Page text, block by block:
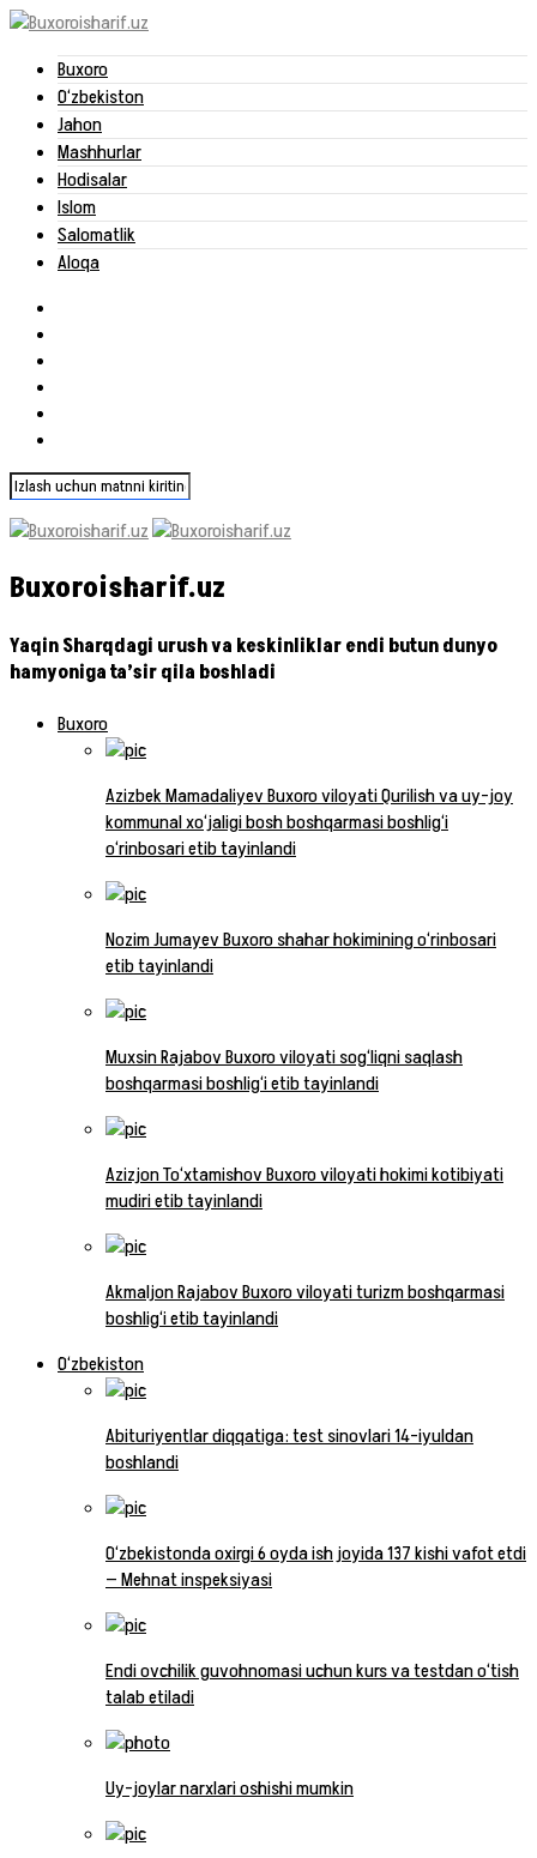
Buxoro
O‘zbekiston
Jahon
Mashhurlar
Hodisalar
Islom
Salomatlik
Aloqa
Buxoroisharif.uz
Yaqin Sharqdagi urush va keskinliklar endi butun dunyo
hamyoniga ta’sir qila boshladi
Buxoro
Azizbek Mamadaliyev Buxoro viloyati Qurilish va uy-joy
kommunal xo‘jaligi bosh boshqarmasi boshlig‘i
o‘rinbosari etib tayinlandi
Nozim Jumayev Buxoro shahar hokimining o‘rinbosari
etib tayinlandi
Muxsin Rajabov Buxoro viloyati sog‘liqni saqlash
boshqarmasi boshlig‘i etib tayinlandi
Azizjon To‘xtamishov Buxoro viloyati hokimi kotibiyati
mudiri etib tayinlandi
Akmaljon Rajabov Buxoro viloyati turizm boshqarmasi
boshlig‘i etib tayinlandi
O‘zbekiston
Abituriyentlar diqqatiga: test sinovlari 14-iyuldan
boshlandi
O‘zbekistonda oxirgi 6 oyda ish joyida 137 kishi vafot etdi
— Mehnat inspeksiyasi
Endi ovchilik guvohnomasi uchun kurs va testdan o‘tish
talab etiladi
Uy-joylar narxlari oshishi mumkin